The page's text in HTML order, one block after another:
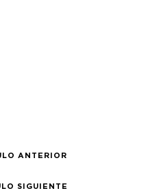
ANTERIOR
SIGUIENTE